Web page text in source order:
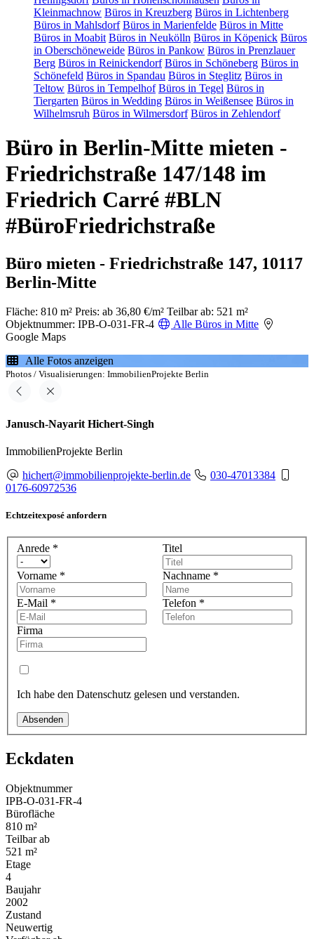
Kleinmachnow Büros in Kreuzberg Büros in Lichtenberg
Büros in Mahlsdorf Büros in Marienfelde Büros in Mitte
Büros in Moabit Büros in Neukölln Büros in Köpenick Büros
in Oberschöneweide Büros in Pankow Büros in Prenzlauer
Berg Büros in Reinickendorf Büros in Schöneberg Büros in
Schönefeld Büros in Spandau Büros in Steglitz Büros in
Teltow Büros in Tempelhof Büros in Tegel Büros in
Tiergarten Büros in Wedding Büros in Weißensee Büros in
Wilhelmsruh Büros in Wilmersdorf Büros in Zehlendorf
Büro in Berlin-Mitte mieten -
Friedrichstraße 147/148 im
Friedrich Carré #BLN
#BüroFriedrichstraße
Büro mieten - Friedrichstraße 147, 10117
Berlin-Mitte
Fläche: 810 m² Preis: ab 36,80 €/m² Teilbar ab: 521 m²
Objektnummer: IPB-O-031-FR-4
Alle Büros in Mitte
Google Maps
Alle Fotos anzeigen
Photos / Visualisierungen: ImmobilienProjekte Berlin
Janusch-Nayarit Hichert-Singh
ImmobilienProjekte Berlin
hichert@immobilienprojekte-berlin.de
030-47013384
0176-60972536
Echtzeitexposé anfordern
Anrede * Titel
Vorname * Nachname *
E-Mail * Telefon *
Firma
Ich habe den Datenschutz gelesen und verstanden.
Absenden
Eckdaten
Objektnummer
IPB-O-031-FR-4
Bürofläche
810 m²
Teilbar ab
521 m²
Etage
4
Baujahr
2002
Zustand
Neuwertig